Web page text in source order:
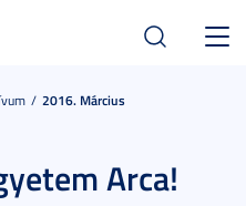
2016. Március
Arca!